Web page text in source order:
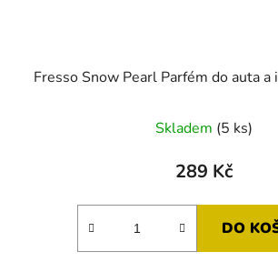
Fresso Snow Pearl Parfém do auta
Skladem (5 ks)
289 Kč
DO